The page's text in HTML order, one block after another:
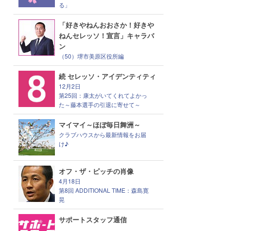
る」
「好きやねんおおさか！好きや
ねんセレッソ！宣言」キャラバ
ン
（50）堺市美原区役所編
続 セレッソ・アイデンティティ
12月2日
第25回：康太がいてくれてよかっ
た～藤本選手の引退に寄せて～
マイマイ～ほぼ毎日舞洲～
クラブハウスから最新情報をお届
け♪
オフ・ザ・ピッチの肖像
4月18日
第8回 ADDITIONAL TIME：森島寛
晃
サポートスタッフ通信